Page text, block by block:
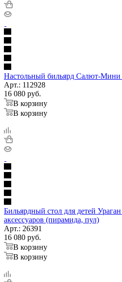
Настольный бильярд Салют-Мини
Арт.: 112928
16 080 руб.
В корзину
В корзину
Бильярдный стол для детей
аксессуаров (пирамида, пул)
Арт.: 26391
16 080 руб.
В корзину
В корзину